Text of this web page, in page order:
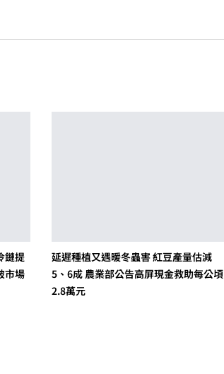
提
場
延遲種植又遇暖冬蟲害 紅豆產量估減
5、6成 農業部公告高屏現金救助每公頃
2.8萬元